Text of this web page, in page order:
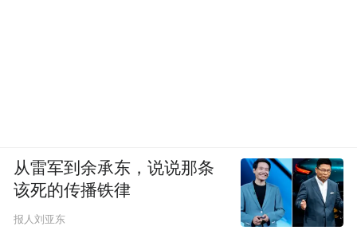
从雷军到余承东，说说那条
该死的传播铁律
报人刘亚东